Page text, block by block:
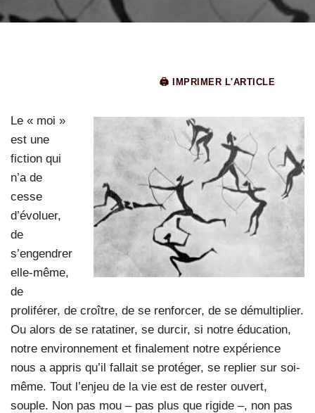
🖨 IMPRIMER L'ARTICLE
Le « moi »
est une
fiction qui
n’a de
cesse
d’évoluer,
de
s’engendrer
elle-même,
de
proliférer, de croître, de se renforcer, de se démultiplier.
Ou alors de se ratatiner, se durcir, si notre éducation,
notre environnement et finalement notre expérience
nous a appris qu’il fallait se protéger, se replier sur soi-
même. Tout l’enjeu de la vie est de rester ouvert,
souple. Non pas mou – pas plus que rigide –, non pas